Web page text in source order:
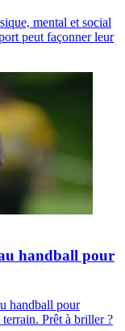
mental et social
peut façonner leur
au handball pour
handball pour
Prêt à briller ?